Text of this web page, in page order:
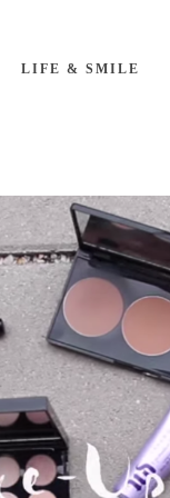
LIFE & SMILE